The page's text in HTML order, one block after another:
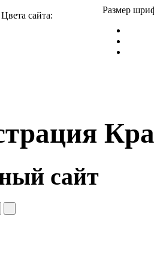
Цвета сайта:
Размер
сайт